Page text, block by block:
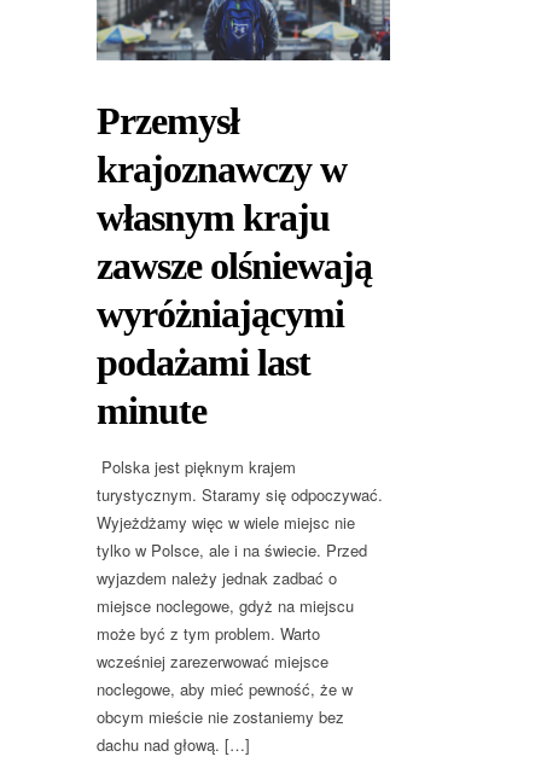
Przemysł
krajoznawczy w
własnym kraju
zawsze olśniewają
wyróżniającymi
podażami last
minute
Polska jest pięknym krajem
turystycznym. Staramy się odpoczywać.
Wyjeżdżamy więc w wiele miejsc nie
tylko w Polsce, ale i na świecie. Przed
wyjazdem należy jednak zadbać o
miejsce noclegowe, gdyż na miejscu
może być z tym problem. Warto
wcześniej zarezerwować miejsce
noclegowe, aby mieć pewność, że w
obcym mieście nie zostaniemy bez
dachu nad głową. […]